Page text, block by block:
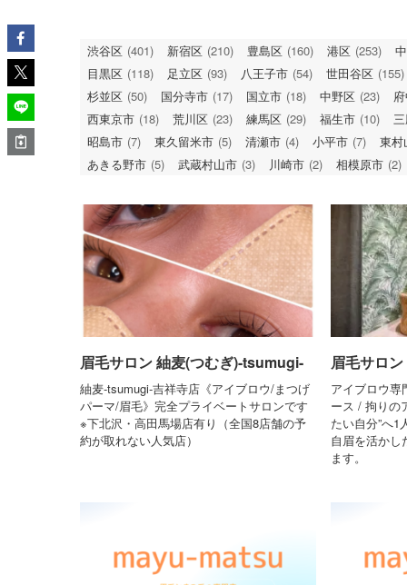
渋谷区 (401) 新宿区 (210) 豊島区 (160) 港区 (253)
目黒区 (118) 足立区 (93) 八王子市 (54) 世田谷区 (155)
杉並区 (50) 国分寺市 (17) 国立市 (18) 中野区 (23)
西東京市 (18) 荒川区 (23) 練馬区 (29) 福生市 (10)
昭島市 (7) 東久留米市 (5) 清瀬市 (4) 小平市 (7) 東村
あきる野市 (5) 武蔵村山市 (3) 川崎市 (2) 相模原市 (2)
眉毛サロン 紬麦(つむぎ)-tsumugi-
紬麦-tsumugi-吉祥寺店《アイブロウ/まつげ
パーマ/眉毛》完全プライベートサロンです
※下北沢・高田馬場店有り（全国8店舗の予
約が取れない人気店）
眉毛サロ
アイブロウ専
ース / 拘りの
たい自分”へ1
自眉を活かし
ます。